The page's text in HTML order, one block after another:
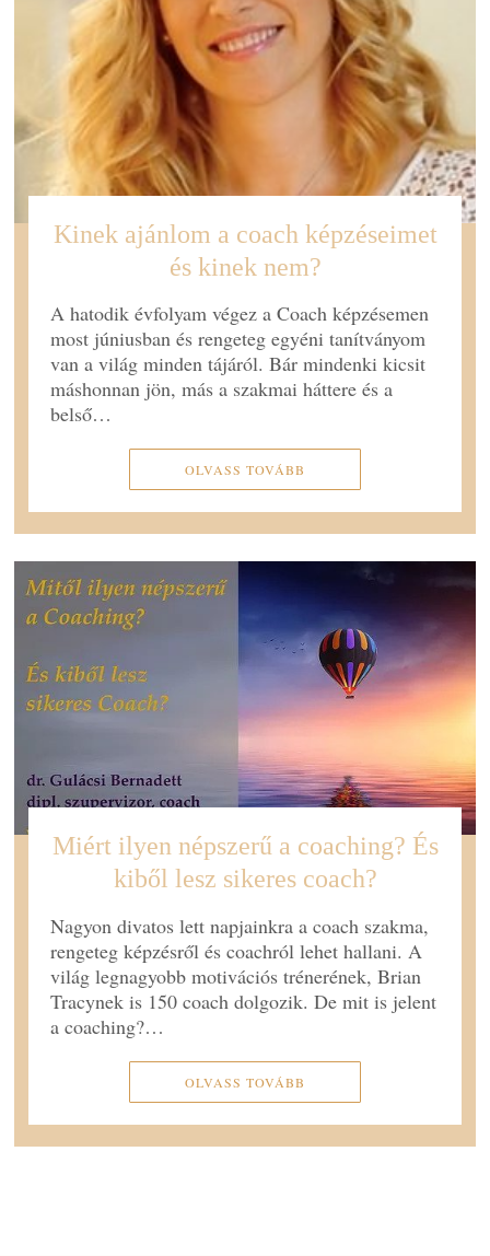
Kinek ajánlom a coach képzéseimet
és kinek nem?
A hatodik évfolyam végez a Coach képzésemen
most júniusban és rengeteg egyéni tanítványom
van a világ minden tájáról. Bár mindenki kicsit
máshonnan jön, más a szakmai háttere és a
belső…
OLVASS TOVÁBB
Miért ilyen népszerű a coaching? És
kiből lesz sikeres coach?
Nagyon divatos lett napjainkra a coach szakma,
rengeteg képzésről és coachról lehet hallani. A
világ legnagyobb motivációs trénerének, Brian
Tracynek is 150 coach dolgozik. De mit is jelent
a coaching?…
OLVASS TOVÁBB